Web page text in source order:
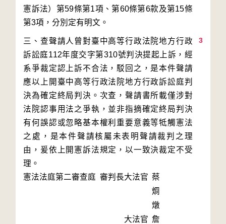
憲訴法）第59條第1項、第60條第6款及第15條
3
三、查聲請人曾對臺中高等行政法院地方行政
訴訟庭112年度交字第310號判決提起上訴，經
系爭裁定認上訴不合法，駁回之，是本件聲請
應以上開臺中高等行政法院地方行政訴訟庭判
決為確定終局判決。次查，聲請書所載僅涉對
法院認事用法之爭執，並非指摘確定終局判決
有何誤認或忽略基本權利重要意義等牴觸憲法
之處，是本件聲請核屬未表明聲請裁判之理
由，爰依上開憲訴法規定，以一致決裁定不受
理。
憲法法庭第二審查庭 審判長大法官 蔡
烱
燉
大法官 詹